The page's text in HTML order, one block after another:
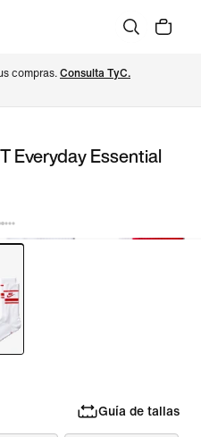
compras. Consulta TyC.
Everyday Essential
Guía de tallas